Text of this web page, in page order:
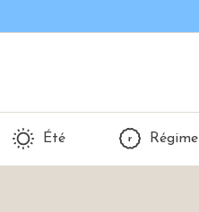
Été Régime